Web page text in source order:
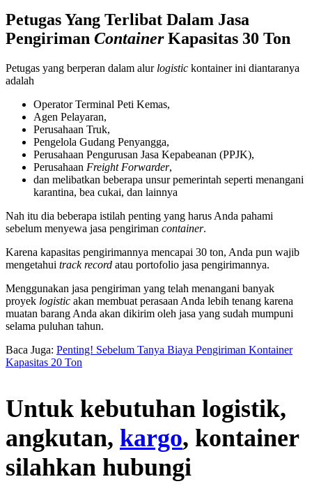
Petugas Yang Terlibat Dalam Jasa
Pengiriman ContainerKapasitas 30 Ton
Petugas yang berperan dalam alur logistic kontainer ini diantaranya
adalah
Operator Terminal Peti Kemas,
Agen Pelayaran,
Perusahaan Truk,
Pengelola Gudang Penyangga,
Perusahaan Pengurusan Jasa Kepabeanan (PPJK),
Perusahaan Freight Forwarder,
dan melibatkan beberapa unsur pemerintah seperti menangani
karantina, bea cukai, dan lainnya
Nah itu dia beberapa istilah penting yang harus Anda pahami
sebelum menyewa jasa pengiriman container.
Karena kapasitas pengirimannya mencapai 30 ton, Anda pun wajib
mengetahui track record atau portofolio jasa pengirimannya.
Menggunakan jasa pengiriman yang telah menangani banyak
proyek logistic akan membuat perasaan Anda lebih tenang karena
muatan barang Anda akan dikirim oleh jasa yang sudah mumpuni
selama puluhan tahun.
Baca Juga: Penting! Sebelum Tanya Biaya Pengiriman Kontainer
Kapasitas 20 Ton
Untuk kebutuhan logistik,
angkutan, kargo, kontainer
silahkan hubungi